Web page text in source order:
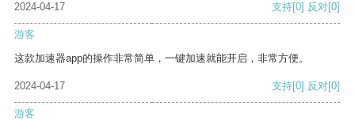
2024-04-17 支持[0] 反对[0]
游客
这款加速器app的操作非常简单，一键加速就能开启，非常方便。
2024-04-17 支持[0] 反对[0]
游客